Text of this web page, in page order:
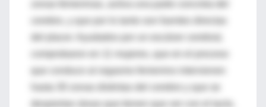
que conduce al orgasmo femenino intervienen